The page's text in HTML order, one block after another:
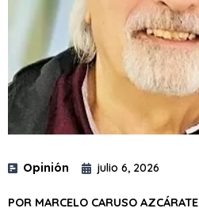
Opinión julio 6, 2026
POR MARCELO CARUSO AZCÁRATE